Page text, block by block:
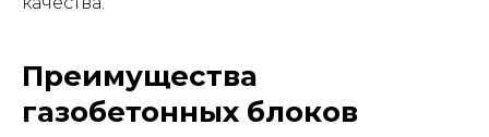
Преимущества
газобетонных блоков